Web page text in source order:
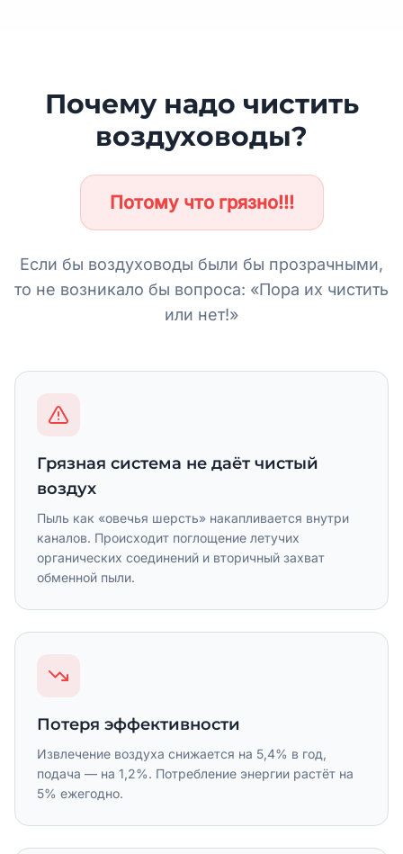
Почему надо чистить
воздуховоды?
Потому что грязно!!!
Если бы воздуховоды были бы прозрачными,
то не возникало бы вопроса: «Пора их чистить
или нет!»
Грязная система не даёт чистый
воздух
Пыль как «овечья шерсть» накапливается внутри
каналов. Происходит поглощение летучих
органических соединений и вторичный захват
обменной пыли.
Потеря эффективности
Извлечение воздуха снижается на 5,4% в год,
подача — на 1,2%. Потребление энергии растёт на
5% ежегодно.